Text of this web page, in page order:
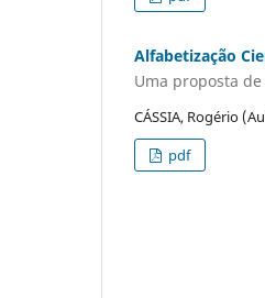
Alfabetização
Uma proposta
CÁSSIA, Rogério
pdf